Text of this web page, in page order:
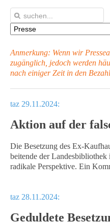
Anmerkung: Wenn wir
zugänglich, jedoch werden
nach einiger Zeit in den
taz 29.11.2024:
Aktion auf der
Die Besetzung des Ex-
bei­te­nde der
radikale Perspektive. Ein
taz 28.11.2024:
Geduldete